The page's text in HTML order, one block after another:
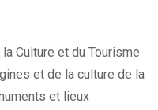
Culture et du Tourisme
et de la culture de la
et lieux